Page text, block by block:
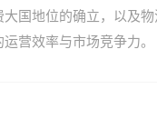
国地位的确立，以及
营效率与市场竞争力。